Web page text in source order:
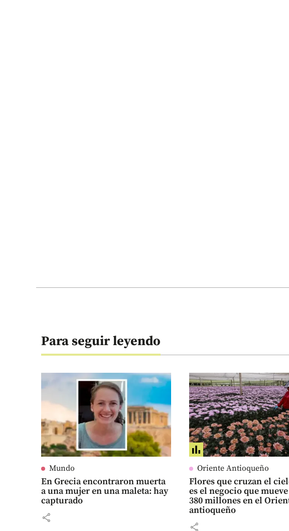
Para seguir leyendo
Mundo
En Grecia encontraron muerta
a una mujer en una maleta: hay
capturado
share
Oriente Antioqueño
Flores que cruzan el
es el negocio que mueve
380 millones en el
antioqueño
share